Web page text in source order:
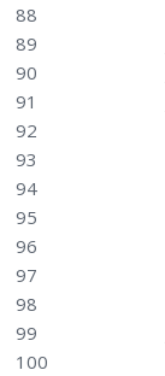
88
89
90
91
92
93
94
95
96
97
98
99
100